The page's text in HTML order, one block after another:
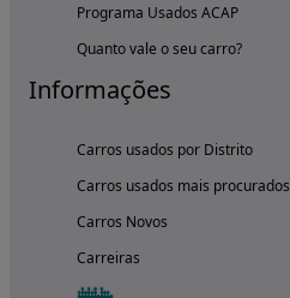
Programa Usados ACAP
Quanto vale o seu carro?
Informações
Carros usados por Distrito
Carros usados mais procurados
Carros Novos
Carreiras